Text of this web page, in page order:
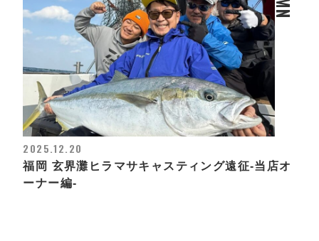
2025.12.20
福岡 玄界灘ヒラマサキャスティング遠征-当店オ
ーナー編-